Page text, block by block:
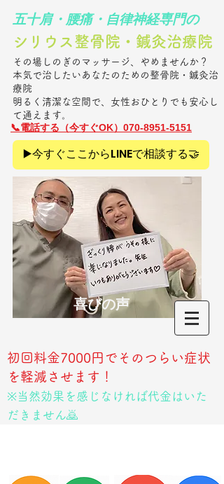
​五十肩・腰痛・自律神経専門の
シリウス整骨院・鍼灸治療院​
その場しのぎのマッサージ、やめませんか？
本気で治したいあなたのための整骨院・鍼灸治
療院
明るく清潔な空間で、女性おひとりでも安心し
て通えます。
​📞電話する（今すぐOK）070-8951-5151
▶️今すぐここからLINEで相談する🤝
​喜びの声
初回料金7000円でそのつらい症状
を軽減させます！
※当然効果を感じなければ代金はいた
だきません🙇